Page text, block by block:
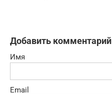
Добавить комментарий
Имя
Email